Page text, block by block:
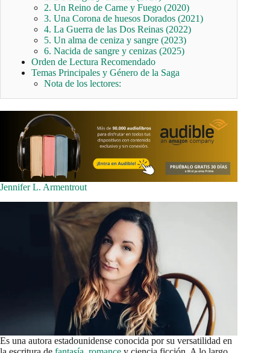
2. Un Reino de Carne y Fuego (2020)
3. Una Corona de huesos Dorados (2021)
4. La Guerra de las Dos Reinas (2022)
5. Un alma de ceniza y sangre (2023)
6. Nacida de sangre y cenizas (2025)
Orden de Lectura Recomendado
Temas Principales y Género de la Saga
Nota de los lectores:
Jennifer L. Armentrout
Es una autora estadounidense conocida por su versatilidad en